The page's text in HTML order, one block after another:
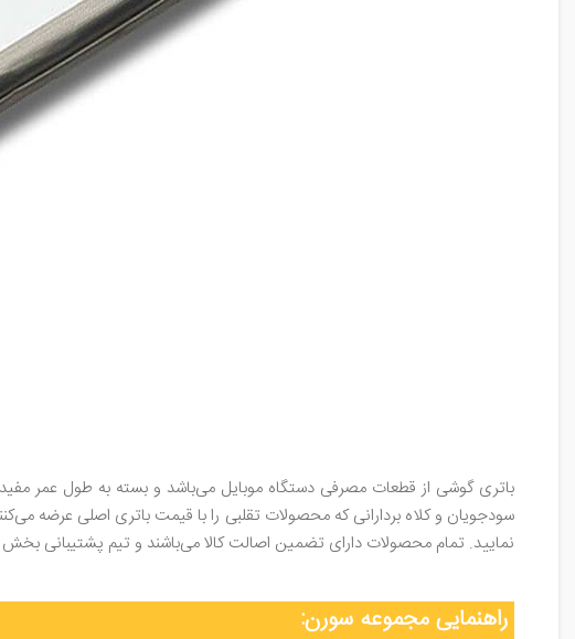
باتری گوشی از قطعات مصرفی دستگاه موبایل می‌باشد و بسته به طول عمر مفید
سودجویان و کلاه بردارانی که محصولات تقلبی را با قیمت باتری اصلی عرضه
نمایید. تمام محصولات دارای تضمین اصالت کالا می‌باشند و تیم پشتیبانی
راهنمایی مجموعه سورن: